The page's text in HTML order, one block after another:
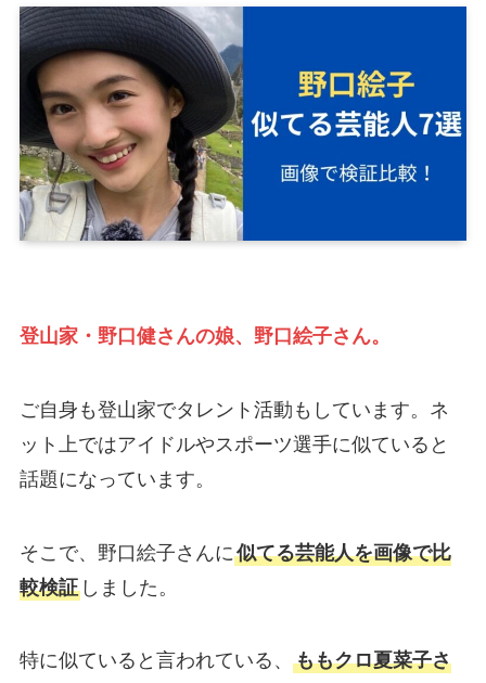
登山家・野口健さんの娘、野口絵子さん。
ご自身も登山家でタレント活動もしています。ネ
ット上ではアイドルやスポーツ選手に似ていると
話題になっています。
そこで、野口絵子さんに似てる芸能人を画像で比
較検証しました。
特に似ていると言われている、 ももクロ夏菜子さ